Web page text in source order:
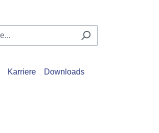
Karriere Downloads